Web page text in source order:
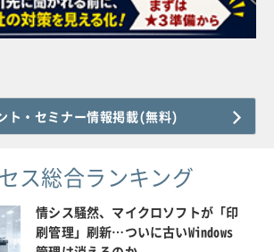
ト・セミナー情報掲載(無料)
ス総合ランキング
情シス騒然、マイクロソフトが「印
刷管理」刷新…ついに古いWindows